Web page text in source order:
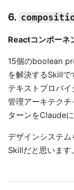
6.
Reactコンポーネ
15個のboolean
を解決するSkill
テキストプロバ
管理アーキテク
ターンをClaudeに
デザインシステ
Skillだと思います。